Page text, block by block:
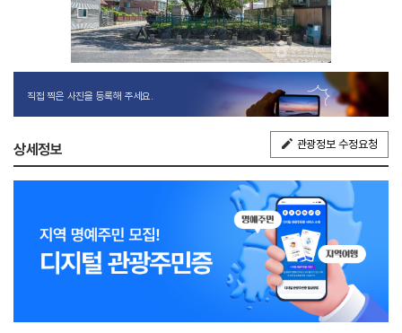
직접 찍은 사진을 등록해 주세요.
상세정보 관광정보 수정요청